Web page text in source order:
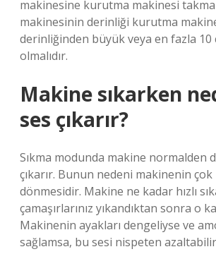
makinesine kurutma makinesi
makinesinin derinliği kurutma
derinliğinden büyük veya en fazla 10
olmalıdır.
Makine sıkarken
ses çıkarır?
Sıkma modunda makine normalden
çıkarır. Bunun nedeni makinenin çok
dönmesidir. Makine ne kadar hızlı
çamaşırlarınız yıkandıktan sonra o
Makinenin ayakları dengeliyse ve
sağlamsa, bu sesi nispeten